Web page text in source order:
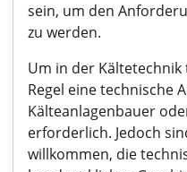
sein, um den
zu werden.
Um in der
Regel eine technische
Kälteanlagenbauer
erforderlich. Jedoch
willkommen, die